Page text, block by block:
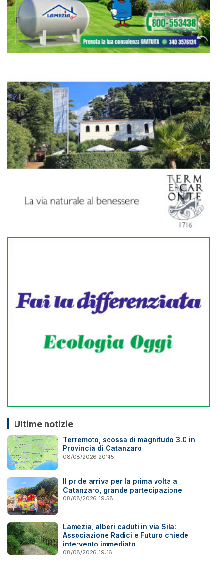
Ultime notizie
Terremoto, scossa di magnitudo 3.0 in
Provincia di Catanzaro
08/08/2026 20:45
Il pride arriva per la prima volta a
Catanzaro, grande partecipazione
08/08/2026 19:58
Lamezia, alberi caduti in via Sila:
Associazione Radici e Futuro chiede
intervento immediato
08/08/2026 19:16